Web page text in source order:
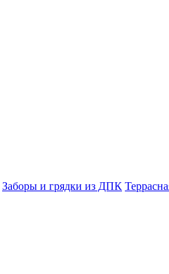
Заборы и грядки из ДПК